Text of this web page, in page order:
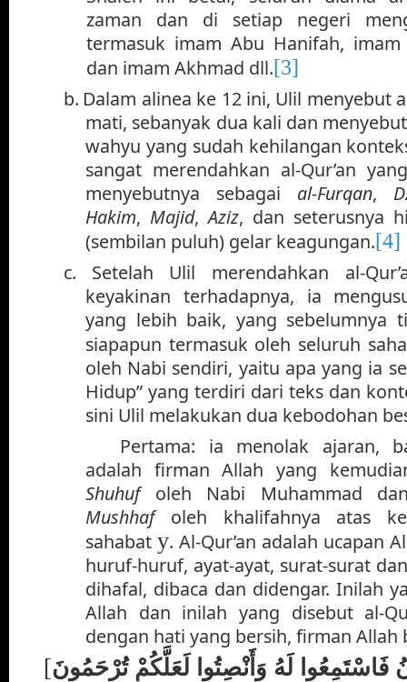
zaman dan di setiap negeri
termasuk imam Abu Hanifah, imam
dan imam Akhmad dll.[3]
b. Dalam alinea ke 12 ini, Ulil menyebut
mati, sebanyak dua kali dan
wahyu yang sudah kehilangan
sangat merendahkan al-Qur’an
menyebutnya sebagai al-Furqan,
Hakim, Majid,Aziz, dan seterusnya
(sembilan puluh) gelar keagungan.[4]
c.
Setelah Ulil merendahkan al-
keyakinan terhadapnya, ia
yang lebih baik, yang sebelumnya
siapapun termasuk oleh seluruh
oleh Nabi sendiri, yaitu apa yang ia
Hidup” yang terdiri dari teks dan
sini Ulil melakukan dua kebodohan
Pertama: ia menolak ajaran,
adalah firman Allah yang
Shuhuf oleh Nabi Muhammad
Mushhaf oleh khalifahnya atas
sahabat y. Al-Qur’an adalah ucapan
huruf-huruf, ayat-ayat, surat-surat
dihafal, dibaca dan didengar. Inilah
Allah dan inilah yang disebut al-
dengan hati yang bersih, firman Allah
فَاسْتَمِعُوا لَهُ وَأَنْصِتُوا لَعَلَّكُمْ تُرْحَمُونَ[